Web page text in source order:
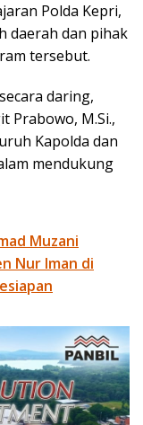
Polda Kepri,
daerah dan pihak
tersebut.
daring,
Prabowo, M.Si.,
Kapolda dan
mendukung
Muzani
Nur Iman di